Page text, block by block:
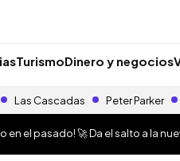
TurismoDinero y negocios
Las Cascadas Peter Parker
en el pasado! 🚀 Da el salto a la